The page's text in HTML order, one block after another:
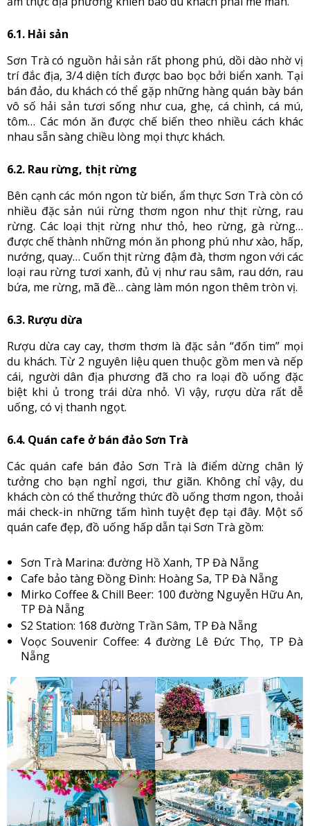
6.1. Hải sản
Sơn Trà có nguồn hải sản rất phong phú, dồi dào nhờ vị
trí đắc địa, 3/4 diện tích được bao bọc bởi biển xanh. Tại
bán đảo, du khách có thể gặp những hàng quán bày bán
vô số hải sản tươi sống như cua, ghẹ, cá chình, cá mú,
tôm… Các món ăn được chế biến theo nhiều cách khác
nhau sẵn sàng chiều lòng mọi thực khách.
6.2. Rau rừng, thịt rừng
Bên cạnh các món ngon từ biển, ẩm thực Sơn Trà còn có
nhiều đặc sản núi rừng thơm ngon như thịt rừng, rau
rừng. Các loại thịt rừng như thỏ, heo rừng, gà rừng…
được chế thành những món ăn phong phú như xào, hấp,
nướng, quay… Cuốn thịt rừng đậm đà, thơm ngon với các
loại rau rừng tươi xanh, đủ vị như rau sâm, rau dớn, rau
bứa, me rừng, mã đề… càng làm món ngon thêm tròn vị.
6.3. Rượu dừa
Rượu dừa cay cay, thơm thơm là đặc sản “đốn tim” mọi
du khách. Từ 2 nguyên liệu quen thuộc gồm men và nếp
cái, người dân địa phương đã cho ra loại đồ uống đặc
biệt khi ủ trong trái dừa nhỏ. Vì vậy, rượu dừa rất dễ
uống, có vị thanh ngọt.
6.4. Quán cafe ở bán đảo Sơn Trà
Các quán cafe bán đảo Sơn Trà là điểm dừng chân lý
tưởng cho bạn nghỉ ngơi, thư giãn. Không chỉ vậy, du
khách còn có thể thưởng thức đồ uống thơm ngon, thoải
mái check-in những tấm hình tuyệt đẹp tại đây. Một số
quán cafe đẹp, đồ uống hấp dẫn tại Sơn Trà gồm:
Sơn Trà Marina: đường Hồ Xanh, TP Đà Nẵng
Cafe bảo tàng Đồng Đình: Hoàng Sa, TP Đà Nẵng
Mirko Coffee & Chill Beer: 100 đường Nguyễn Hữu An,
TP Đà Nẵng
S2 Station: 168 đường Trần Sâm, TP Đà Nẵng
Voọc Souvenir Coffee: 4 đường Lê Đức Thọ, TP Đà
Nẵng